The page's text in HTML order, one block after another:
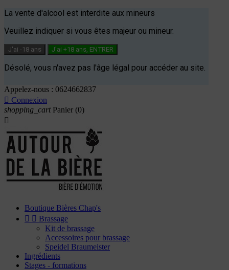
La vente d'alcool est interdite aux mineurs
Veuillez indiquer si vous êtes majeur ou mineur.
J'ai -18 ans J'ai +18 ans, ENTRER
Désolé, vous n'avez pas l'âge légal pour accéder au site.
Appelez-nous : 0624662837
 Connexion
shopping_cart Panier (0)

Boutique Bières Chap's
  Brassage
Kit de brassage
Accessoires pour brassage
Speidel Braumeister
Ingrédients
Stages - formations